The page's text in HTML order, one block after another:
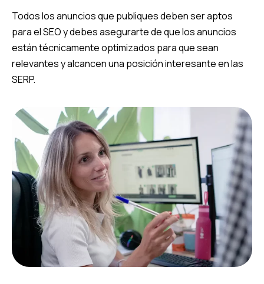
Todos los anuncios que publiques deben ser aptos
para el SEO y debes asegurarte de que los anuncios
están técnicamente optimizados para que sean
relevantes y alcancen una posición interesante en las
SERP.